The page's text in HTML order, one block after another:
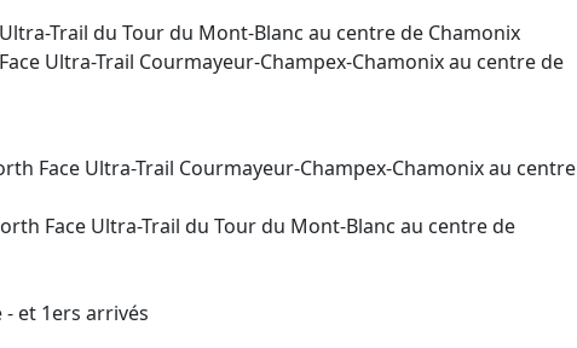
Trail du Tour du Mont-Blanc au centre de Chamonix
Ultra-Trail Courmayeur-Champex-Chamonix au centre de
Face Ultra-Trail Courmayeur-Champex-Chamonix au centre
Face Ultra-Trail du Tour du Mont-Blanc au centre de
- et 1ers arrivés